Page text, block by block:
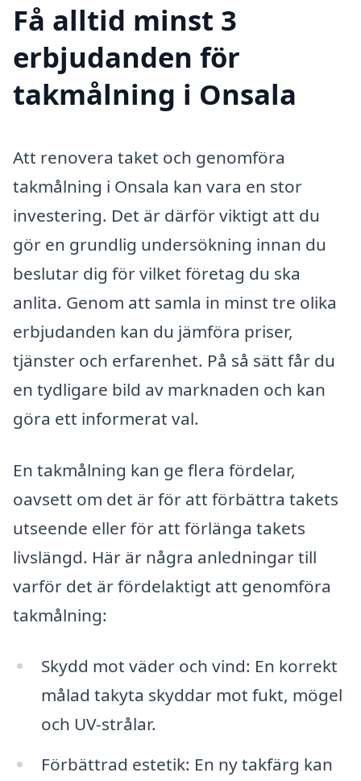
Få alltid minst 3
erbjudanden för
takmålning i Onsala
Att renovera taket och genomföra
takmålning i Onsala kan vara en stor
investering. Det är därför viktigt att du
gör en grundlig undersökning innan du
beslutar dig för vilket företag du ska
anlita. Genom att samla in minst tre olika
erbjudanden kan du jämföra priser,
tjänster och erfarenhet. På så sätt får du
en tydligare bild av marknaden och kan
göra ett informerat val.
En takmålning kan ge flera fördelar,
oavsett om det är för att förbättra takets
utseende eller för att förlänga takets
livslängd. Här är några anledningar till
varför det är fördelaktigt att genomföra
takmålning:
Skydd mot väder och vind: En korrekt
målad takyta skyddar mot fukt, mögel
och UV-strålar.
Förbättrad estetik: En ny takfärg kan